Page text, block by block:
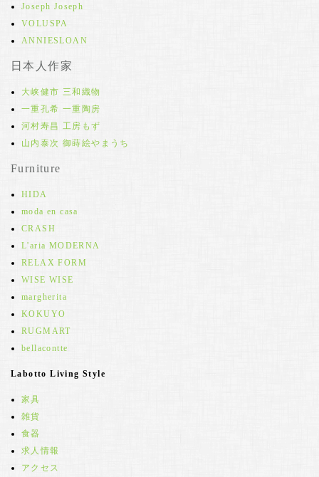
Joseph Joseph
VOLUSPA
ANNIESLOAN
日本人作家
大峡健市 三和織物
一重孔希 一重陶房
河村寿昌 工房もず
山内泰次 御蒔絵やまうち
Furniture
HIDA
moda en casa
CRASH
L'aria MODERNA
RELAX FORM
WISE WISE
margherita
KOKUYO
RUGMART
bellacontte
Labotto Living Style
家具
雑貨
食器
求人情報
アクセス